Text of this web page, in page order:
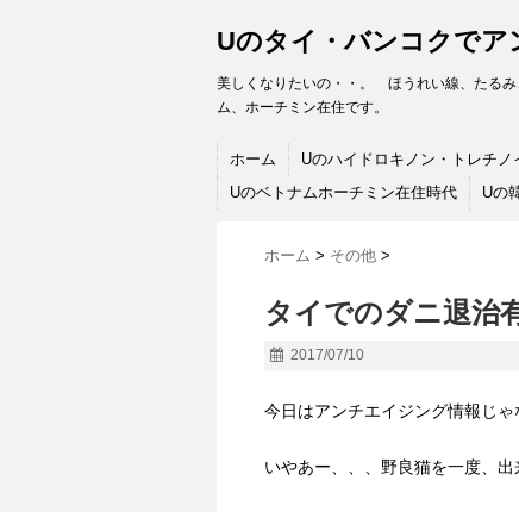
Uのタイ・バンコクでア
美しくなりたいの・・。 ほうれい線、たる
ム、ホーチミン在住です。
ホーム Uのハイドロキノン・トレチノ
Uのベトナムホーチミン在住時代
Uの
ホーム > その他 >
タイでのダニ退治
2017/07/10
今日はアンチエイジング情報じゃ
いやあー、、、野良猫を一度、